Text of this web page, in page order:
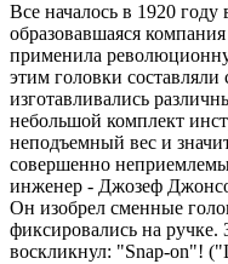
Все началось в 1920
образовавшаяся
применила
этим головки
изготавливались
небольшой комплект
неподъемный вес и
совершенно
инженер - Джозеф
Он изобрел сменные
фиксировались на ручке.
воскликнул: "Snap-on"!